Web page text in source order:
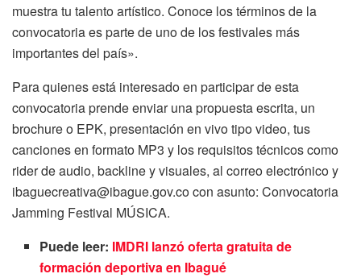
muestra tu talento artístico. Conoce los términos de la
convocatoria es parte de uno de los festivales más
importantes del país».
Para quienes está interesado en participar de esta
convocatoria prende enviar una propuesta escrita, un
brochure o EPK, presentación en vivo tipo video, tus
canciones en formato MP3 y los requisitos técnicos como
rider de audio, backline y visuales, al correo electrónico y
ibaguecreativa@ibague.gov.co con asunto: Convocatoria
Jamming Festival MÚSICA.
Puede leer: IMDRI lanzó oferta gratuita de
formación deportiva en Ibagué